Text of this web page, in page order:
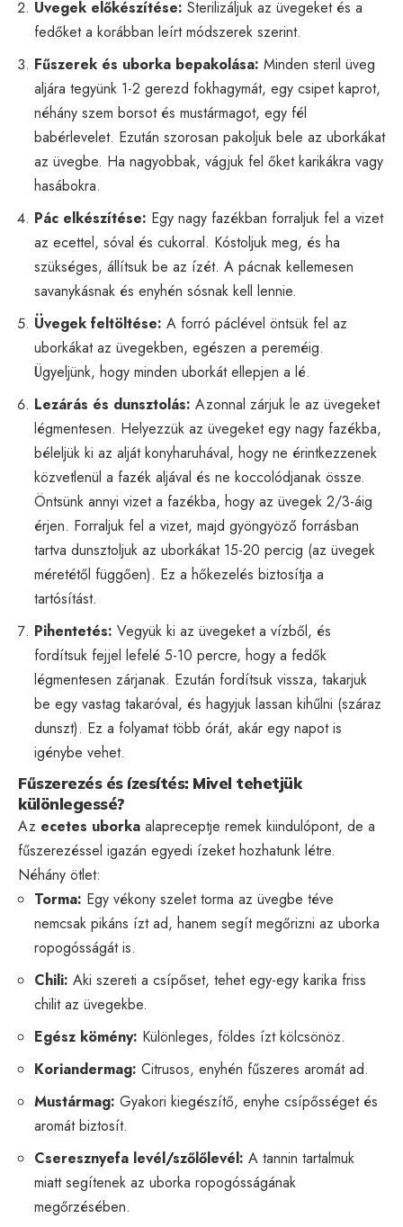
Üvegek előkészítése: Sterilizáljuk az üvegeket és a
fedőket a korábban leírt módszerek szerint.
Fűszerek és uborka bepakolása: Minden steril üveg
aljára tegyünk 1-2 gerezd fokhagymát, egy csipet kaprot,
néhány szem borsot és mustármagot, egy fél
babérlevelet. Ezután szorosan pakoljuk bele az uborkákat
az üvegbe. Ha nagyobbak, vágjuk fel őket karikákra vagy
hasábokra.
Pác elkészítése: Egy nagy fazékban forraljuk fel a vizet
az ecettel, sóval és cukorral. Kóstoljuk meg, és ha
szükséges, állítsuk be az ízét. A pácnak kellemesen
savanykásnak és enyhén sósnak kell lennie.
Üvegek feltöltése: A forró páclével öntsük fel az
uborkákat az üvegekben, egészen a pereméig.
Ügyeljünk, hogy minden uborkát ellepjen a lé.
Lezárás és dunsztolás: Azonnal zárjuk le az üvegeket
légmentesen. Helyezzük az üvegeket egy nagy fazékba,
béleljük ki az alját konyharuhával, hogy ne érintkezzenek
közvetlenül a fazék aljával és ne koccolódjanak össze.
Öntsünk annyi vizet a fazékba, hogy az üvegek 2/3-áig
érjen. Forraljuk fel a vizet, majd gyöngyöző forrásban
tartva dunsztoljuk az uborkákat 15-20 percig (az üvegek
méretétől függően). Ez a hőkezelés biztosítja a
tartósítást.
Pihentetés: Vegyük ki az üvegeket a vízből, és
fordítsuk fejjel lefelé 5-10 percre, hogy a fedők
légmentesen zárjanak. Ezután fordítsuk vissza, takarjuk
be egy vastag takaróval, és hagyjuk lassan kihűlni (száraz
dunszt). Ez a folyamat több órát, akár egy napot is
igénybe vehet.
Fűszerezés és ízesítés: Mivel tehetjük
különlegessé?
Az ecetes uborka alapreceptje remek kiindulópont, de a
fűszerezéssel igazán egyedi ízeket hozhatunk létre.
Néhány ötlet:
Torma: Egy vékony szelet torma az üvegbe téve
nemcsak pikáns ízt ad, hanem segít megőrizni az uborka
ropogósságát is.
Chili: Aki szereti a csípőset, tehet egy-egy karika friss
chilit az üvegekbe.
Egész kömény: Különleges, földes ízt kölcsönöz.
Koriandermag: Citrusos, enyhén fűszeres aromát ad.
Mustármag: Gyakori kiegészítő, enyhe csípősséget és
aromát biztosít.
Cseresznyefa levél/szőlőlevél: A tannin tartalmuk
miatt segítenek az uborka ropogósságának
megőrzésében.